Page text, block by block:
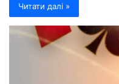
Читати далі »